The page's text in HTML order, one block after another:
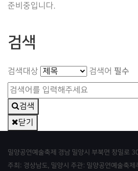
준비중입니다.
검색
검색대상 검색어 필수
검색
닫기
밀양공연예술축제 경남 밀양시 부북면 창밀로
주최: 경상남도, 밀양시 주관: 밀양공연예술축